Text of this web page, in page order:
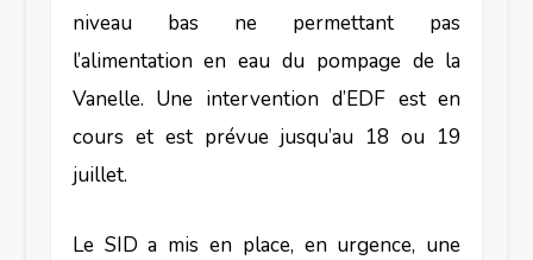
niveau bas ne permettant pas
l’alimentation en eau du pompage de la
Vanelle. Une intervention d’EDF est en
cours et est prévue jusqu’au 18 ou 19
juillet.
Le SID a mis en place, en urgence, une